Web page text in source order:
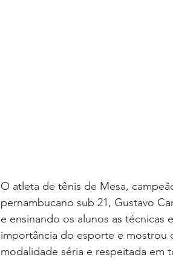
O atleta de tênis de Mesa,
pernambucano sub 21, Gustavo
e ensinando os alunos as
importância do esporte e mostrou
modalidade séria e respeitada em